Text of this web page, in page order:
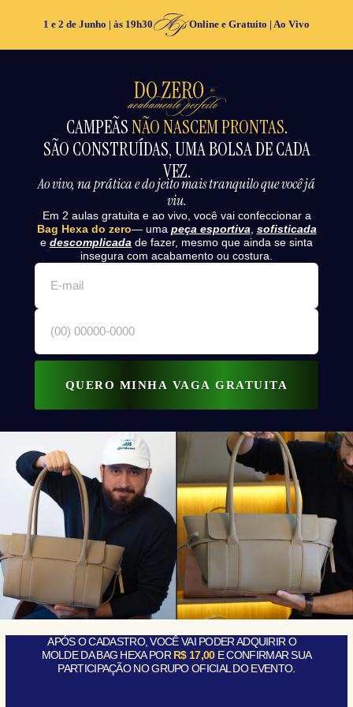
1 e 2 de Junho | às 19h30 Online e Gratuito | Ao Vivo
CAMPEÃSNÃO NASCEM PRONTAS.
SÃO CONSTRUÍDAS, UMA BOLSA DE CADA
VEZ.
Ao vivo, na prática e do jeito mais tranquilo que você já
viu.
Em 2 aulas gratuita e ao vivo, você vai confeccionar a
Bag Hexa do zero— uma peça esportiva sofisticada
e descomplicada de fazer, mesmo que ainda se sinta
insegura com acabamento ou costura.
QUERO MINHA VAGA GRATUITA
APÓS O CADASTRO, VOCÊ VAI PODER ADQUIRIR O
MOLDE DA BAG HEXA POR R$ 17,00E CONFIRMAR SUA
PARTICIPAÇÃO NO GRUPO OFICIAL DO EVENTO.